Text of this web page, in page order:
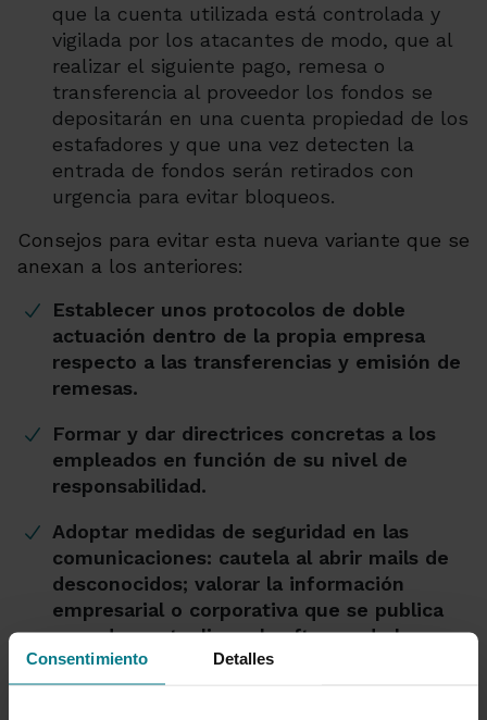
Consentimiento Detalles
que la cuenta utilizada está controlada y
vigilada por los atacantes de modo, que al
realizar el siguiente pago, remesa o
transferencia al proveedor los fondos se
depositarán en una cuenta propiedad de los
estafadores y que una vez detecten la
entrada de fondos serán retirados con
urgencia para evitar bloqueos.
Consejos para evitar esta nueva variante que se
anexan a los anteriores:
Establecer unos protocolos de doble
actuación dentro de la propia empresa
respecto a las transferencias y emisión de
remesas.
Formar y dar directrices concretas a los
empleados en función de su nivel de
responsabilidad.
Adoptar medidas de seguridad en las
comunicaciones: cautela al abrir mails de
desconocidos; valorar la información
empresarial o corporativa que se publica
en redes, actualizar el software de los
equipos utilizados por el CEO y resto de
personal.